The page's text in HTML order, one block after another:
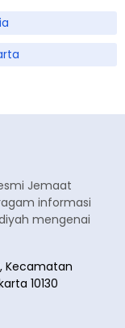
Jemaat
informasi
mengenai
Kecamatan
10130